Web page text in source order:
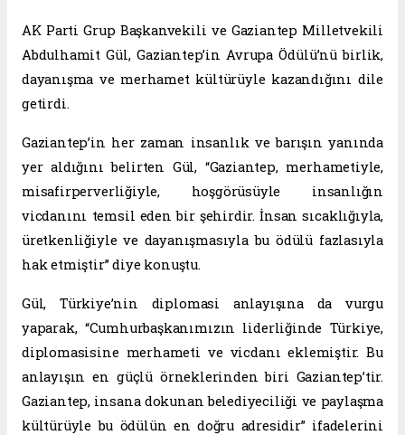
AK Parti Grup Başkanvekili ve Gaziantep Milletvekili
Abdulhamit Gül, Gaziantep’in Avrupa Ödülü’nü birlik,
dayanışma ve merhamet kültürüyle kazandığını dile
getirdi.
Gaziantep’in her zaman insanlık ve barışın yanında
yer aldığını belirten Gül, “Gaziantep, merhametiyle,
misafirperverliğiyle, hoşgörüsüyle insanlığın
vicdanını temsil eden bir şehirdir. İnsan sıcaklığıyla,
üretkenliğiyle ve dayanışmasıyla bu ödülü fazlasıyla
hak etmiştir” diye konuştu.
Gül, Türkiye’nin diplomasi anlayışına da vurgu
yaparak, “Cumhurbaşkanımızın liderliğinde Türkiye,
diplomasisine merhameti ve vicdanı eklemiştir. Bu
anlayışın en güçlü örneklerinden biri Gaziantep’tir.
Gaziantep, insana dokunan belediyeciliği ve paylaşma
kültürüyle bu ödülün en doğru adresidir” ifadelerini